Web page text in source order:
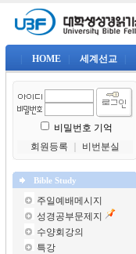
HOME 세계선교
비밀번호 기억
회원등록
비번분실
Bible Study
주일예배메시지
성경공부문제지
수양회강의
특강